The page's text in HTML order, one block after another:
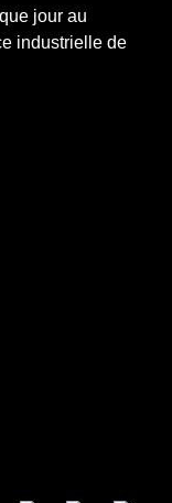
jour au
industrielle de